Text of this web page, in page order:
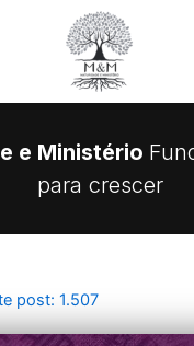
e Ministério
para crescer
post: 1.507